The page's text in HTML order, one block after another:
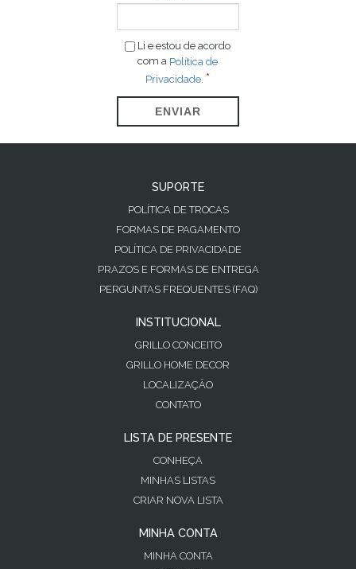
Li e estou de acordo
com a Política de
Privacidade.
ENVIAR
SUPORTE
POLÍTICA DE TROCAS
FORMAS DE PAGAMENTO
POLÍTICA DE PRIVACIDADE
PRAZOS E FORMAS DE ENTREGA
PERGUNTAS FREQUENTES (FAQ)
INSTITUCIONAL
GRILLO CONCEITO
GRILLO HOME DECOR
LOCALIZAÇÃO
CONTATO
LISTA DE PRESENTE
CONHEÇA
MINHAS LISTAS
CRIAR NOVA LISTA
MINHA CONTA
MINHA CONTA